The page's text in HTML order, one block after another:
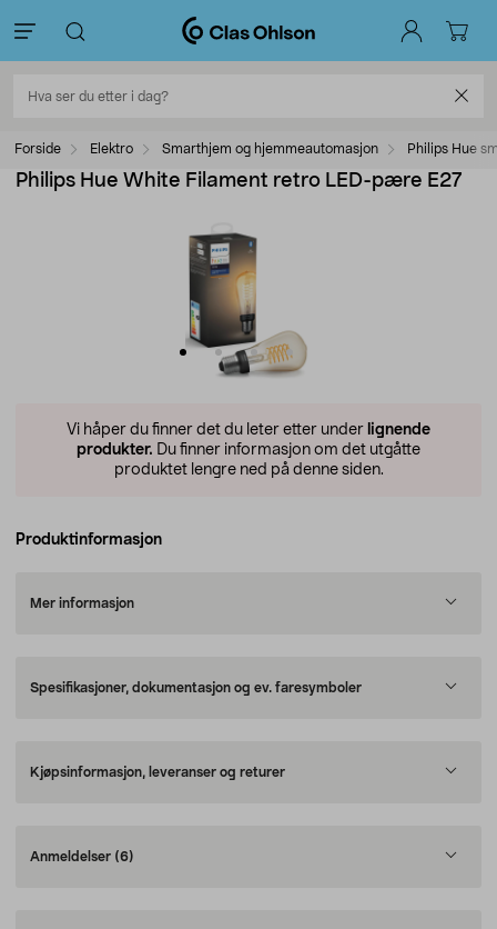
Forside Elektro Smarthjem og hjemmeautomasjon Philips Hue
Philips Hue White Filament retro LED-pære E27
Vi håper du finner det du leter etter under lignende
produkter. Du finner informasjon om det utgåtte
produktet lengre ned på denne siden.
Produktinformasjon
Mer informasjon
Spesifikasjoner, dokumentasjon og ev. faresymboler
Kjøpsinformasjon, leveranser og returer
Anmeldelser (6)